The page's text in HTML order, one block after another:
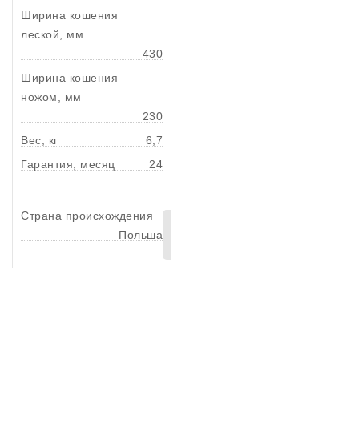
Ширина кошения
леской, мм
430
Ширина кошения
ножом, мм
230
Вес, кг
6,7
Гарантия, месяц
24
Страна происхождения
Польша